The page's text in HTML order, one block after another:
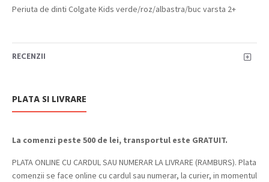
Periuta de dinti Colgate Kids verde/roz/albastra/buc varsta 2+
RECENZII
PLATA SI LIVRARE
La comenzi peste 500 de lei, transportul este GRATUIT.
PLATA ONLINE CU CARDUL SAU NUMERAR LA LIVRARE (RAMBURS). Plata
comenzii se face online cu cardul sau numerar, la curier, in momentul